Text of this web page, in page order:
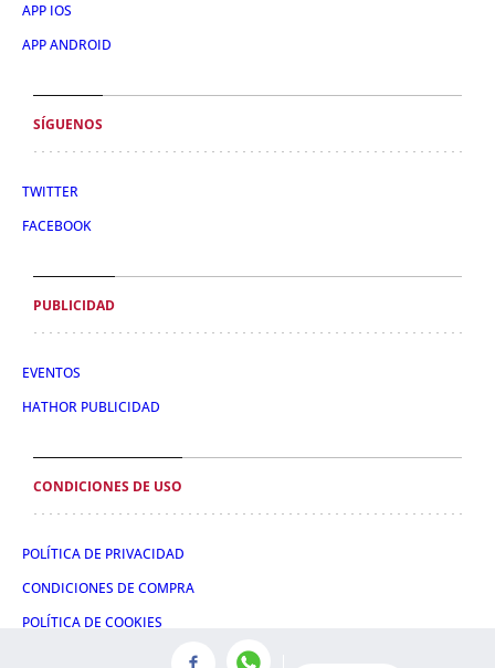
APP IOS
APP ANDROID
SÍGUENOS
TWITTER
FACEBOOK
PUBLICIDAD
EVENTOS
HATHOR PUBLICIDAD
CONDICIONES DE USO
POLÍTICA DE PRIVACIDAD
CONDICIONES DE COMPRA
POLÍTICA DE COOKIES